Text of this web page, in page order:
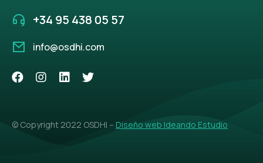
+34 95 438 05 57
info@osdhi.com
© Copyright 2022 OSDHI – Diseño web Ideando Estudio